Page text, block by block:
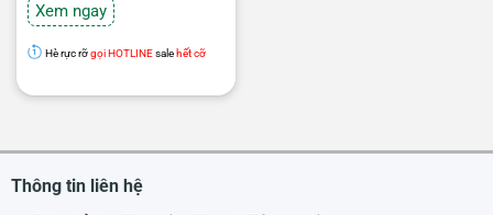
Xem ngay
Hè rực rỡgọi HOTLINEsale hết cỡ
Thông tin liên hệ